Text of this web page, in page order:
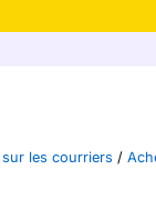
les courriers /